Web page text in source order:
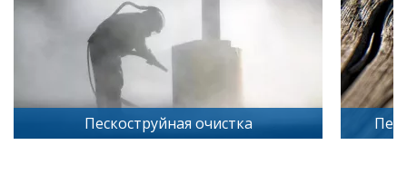
Пескоструйная обработка дерева